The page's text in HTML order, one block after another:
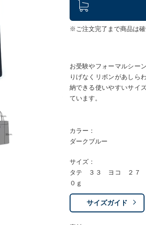
※ご注文完了まで商品は確
お受験やフォーマルシー
りげなくリボンがあしら
納できる使いやすいサイ
ています。
カラー：
ダークブルー
サイズ：
タテ ３３ ヨコ ２７
０ｇ
サイズガイド